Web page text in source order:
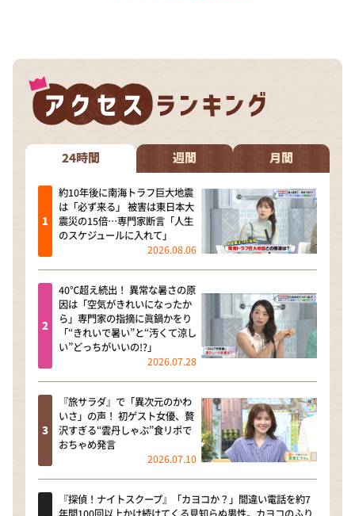
24時間 週間 月間
約10年後に南海トラフ巨大地震
は「必ず来る」 被害は東日本大
震災の15倍…専門家断言「人生
のスケジュールに入れて」
2026.08.06
40℃超え続出！ 異常な暑さの原
因は「空気がきれいになったか
ら」専門家の指摘に眞鍋かをり
「“きれいで暑い”と“汚くて涼し
い”どっちがいいの!?」
2026.07.28
『旅サラダ』で「異次元のかわ
いさ」の声！ 初ゲスト女優、贅
沢すぎる“雲丹しゃぶ”食リポで
おちゃめ発言
2026.07.10
『探偵！ナイトスクープ』「カヨコか？」間違い電話を約7